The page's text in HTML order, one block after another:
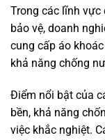
Trong các lĩnh vực
bảo vệ, doanh
cung cấp áo
khả năng chống
Điểm nổi bật của
bền, khả năng
việc khắc nghiệt.